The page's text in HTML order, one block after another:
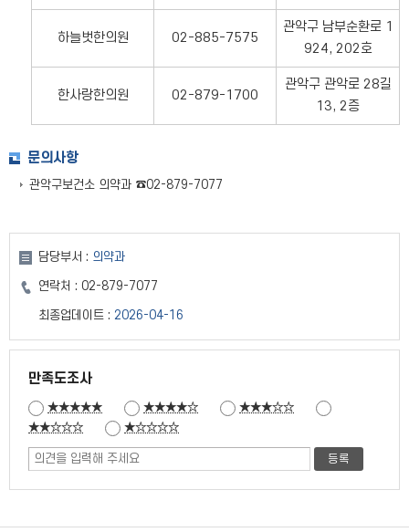
하늘벗한의원 02-885-7575
관악구 남부순환로 1
924, 202호
한사랑한의원 02-879-1700
관악구 관악로 28길
13, 2증
문의사항
관악구보건소 의약과 ☎02-879-7077
담당부서 : 의약과
연락처 : 02-879-7077
최종업데이트 : 2026-04-16
만족도조사
★★★★★ ★★★★☆
★★★☆☆
★★☆☆☆
★☆☆☆☆